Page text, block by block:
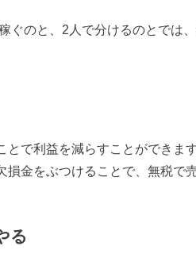
ぐのと、2人で分けるのとでは
で利益を減らすことができます
金をぶつけることで、無税で
る